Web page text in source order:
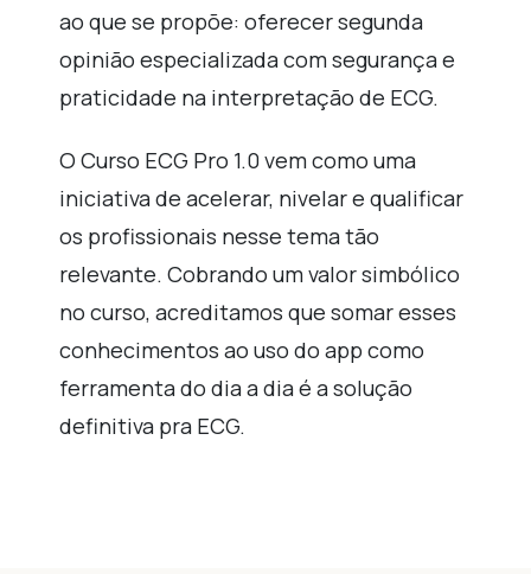
ao que se propõe: oferecer segunda
opinião especializada com segurança e
praticidade na interpretação de ECG.
O Curso ECG Pro 1.0 vem como uma
iniciativa de acelerar, nivelar e qualificar
os profissionais nesse tema tão
relevante. Cobrando um valor simbólico
no curso, acreditamos que somar esses
conhecimentos ao uso do app como
ferramenta do dia a dia é a solução
definitiva pra ECG.